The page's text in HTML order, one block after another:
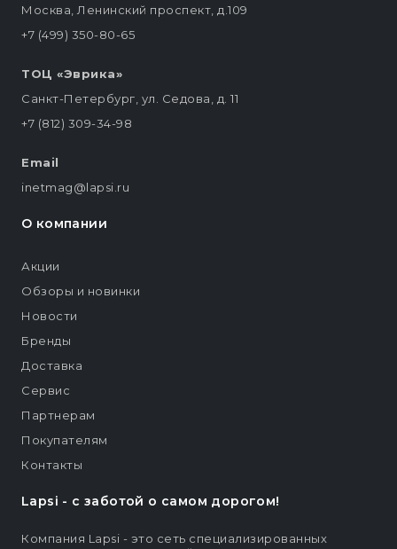
Lapsi - c заботой о самом дорогом!
Компания Lapsi - это сеть специализированных
Москва, Ленинский проспект, д.109
+7 (499) 350-80-65
ТОЦ «Эврика»
Санкт-Петербург, ул. Седова, д. 11
+7 (812) 309-34-98
Email
inetmag@lapsi.ru
О компании
Акции
Обзоры и новинки
Новости
Бренды
Доставка
Сервис
Партнерам
Покупателям
Контакты